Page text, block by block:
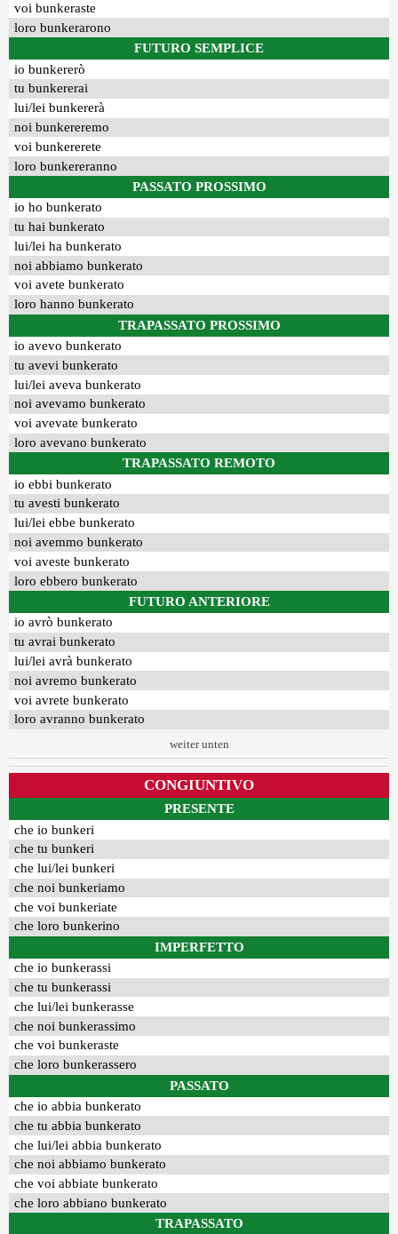
voi bunkeraste
loro bunkerarono
FUTURO SEMPLICE
io bunkererò
tu bunkererai
lui/lei bunkererà
noi bunkereremo
voi bunkererete
loro bunkereranno
PASSATO PROSSIMO
io ho bunkerato
tu hai bunkerato
lui/lei ha bunkerato
noi abbiamo bunkerato
voi avete bunkerato
loro hanno bunkerato
TRAPASSATO PROSSIMO
io avevo bunkerato
tu avevi bunkerato
lui/lei aveva bunkerato
noi avevamo bunkerato
voi avevate bunkerato
loro avevano bunkerato
TRAPASSATO REMOTO
io ebbi bunkerato
tu avesti bunkerato
lui/lei ebbe bunkerato
noi avemmo bunkerato
voi aveste bunkerato
loro ebbero bunkerato
FUTURO ANTERIORE
io avrò bunkerato
tu avrai bunkerato
lui/lei avrà bunkerato
noi avremo bunkerato
voi avrete bunkerato
loro avranno bunkerato
weiter unten
CONGIUNTIVO
PRESENTE
che io bunkeri
che tu bunkeri
che lui/lei bunkeri
che noi bunkeriamo
che voi bunkeriate
che loro bunkerino
IMPERFETTO
che io bunkerassi
che tu bunkerassi
che lui/lei bunkerasse
che noi bunkerassimo
che voi bunkeraste
che loro bunkerassero
PASSATO
che io abbia bunkerato
che tu abbia bunkerato
che lui/lei abbia bunkerato
che noi abbiamo bunkerato
che voi abbiate bunkerato
che loro abbiano bunkerato
TRAPASSATO